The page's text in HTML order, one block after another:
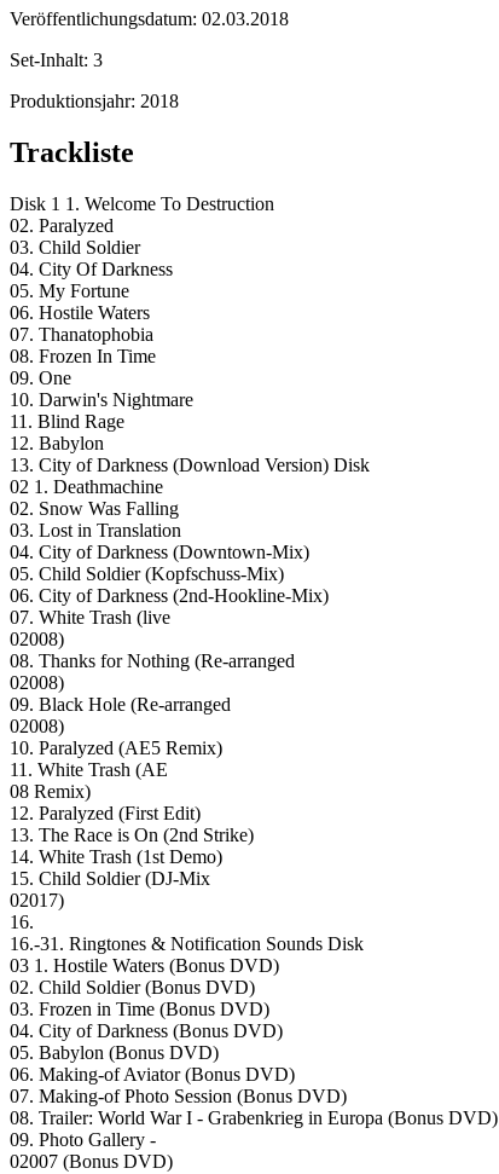
Veröffentlichungsdatum: 02.03.2018
Set-Inhalt: 3
Produktionsjahr: 2018
Trackliste
Disk 1 1. Welcome To Destruction
02. Paralyzed
03. Child Soldier
04. City Of Darkness
05. My Fortune
06. Hostile Waters
07. Thanatophobia
08. Frozen In Time
09. One
10. Darwin's Nightmare
11. Blind Rage
12. Babylon
13. City of Darkness (Download Version) Disk
02 1. Deathmachine
02. Snow Was Falling
03. Lost in Translation
04. City of Darkness (Downtown-Mix)
05. Child Soldier (Kopfschuss-Mix)
06. City of Darkness (2nd-Hookline-Mix)
07. White Trash (live
02008)
08. Thanks for Nothing (Re-arranged
02008)
09. Black Hole (Re-arranged
02008)
10. Paralyzed (AE5 Remix)
11. White Trash (AE
08 Remix)
12. Paralyzed (First Edit)
13. The Race is On (2nd Strike)
14. White Trash (1st Demo)
15. Child Soldier (DJ-Mix
02017)
16.
16.-31. Ringtones & Notification Sounds Disk
03 1. Hostile Waters (Bonus DVD)
02. Child Soldier (Bonus DVD)
03. Frozen in Time (Bonus DVD)
04. City of Darkness (Bonus DVD)
05. Babylon (Bonus DVD)
06. Making-of Aviator (Bonus DVD)
07. Making-of Photo Session (Bonus DVD)
08. Trailer: World War I - Grabenkrieg in Europa (Bonus DVD)
09. Photo Gallery -
02007 (Bonus DVD)